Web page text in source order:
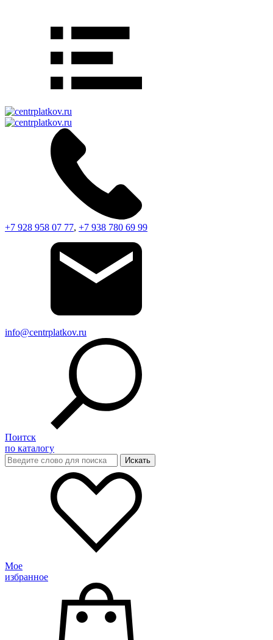
+7 928 958 07 77, +7 938 780 69 99
info@centrplatkov.ru
Поитск
по каталогу
Мое
избранное